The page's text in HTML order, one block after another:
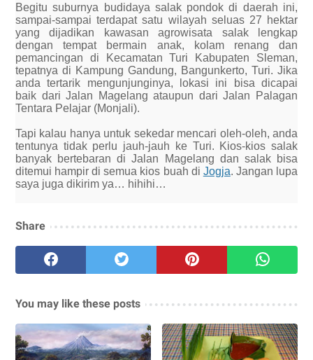
Begitu suburnya budidaya salak pondok di daerah ini,
sampai-sampai terdapat satu wilayah seluas 27 hektar
yang dijadikan kawasan agrowisata salak lengkap
dengan tempat bermain anak, kolam renang dan
pemancingan di Kecamatan Turi Kabupaten Sleman,
tepatnya di Kampung Gandung, Bangunkerto, Turi. Jika
anda tertarik mengunjunginya, lokasi ini bisa dicapai
baik dari Jalan Magelang ataupun dari Jalan Palagan
Tentara Pelajar (Monjali).
Tapi kalau hanya untuk sekedar mencari oleh-oleh, anda
tentunya tidak perlu jauh-jauh ke Turi. Kios-kios salak
banyak bertebaran di Jalan Magelang dan salak bisa
ditemui hampir di semua kios buah di Jogja. Jangan lupa
saya juga dikirim ya… hihihi…
Share
You may like these posts